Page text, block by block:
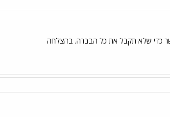
כדי שלא תקבל את כל הבברה. בהצלחה